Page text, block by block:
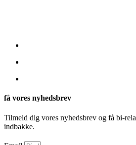
få vores nyhedsbrev
Tilmeld dig vores nyhedsbrev og få bi-
indbakke.